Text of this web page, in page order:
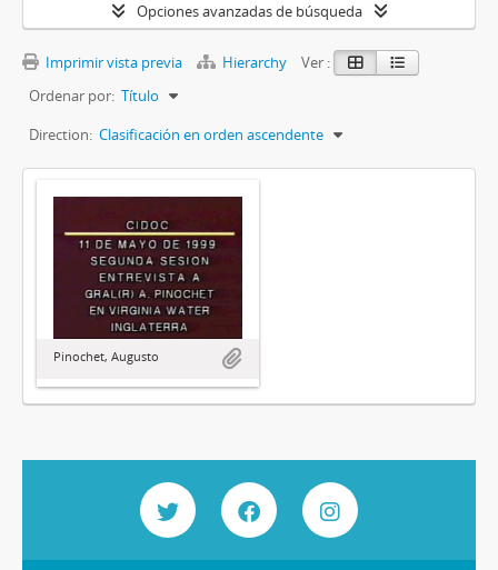
Opciones avanzadas de búsqueda
Imprimir vista previa Hierarchy
Ver :
Ordenar por: Título
Direction: Clasificación en orden ascendente
Pinochet, Augusto